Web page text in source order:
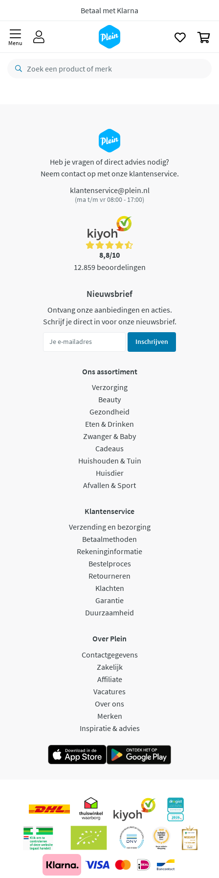
Menu
Heb je vragen of direct advies nodig?
Neem contact op met onze klantenservice.
klantenservice@plein.nl
(ma t/m vr 08:00 - 17:00)
8,8/10
12.859 beoordelingen
Nieuwsbrief
Ontvang onze aanbiedingen en acties.
Schrijf je direct in voor onze nieuwsbrief.
Inschrijven
Ons assortiment
Verzorging
Beauty
Gezondheid
Eten & Drinken
Zwanger & Baby
Cadeaus
Huishouden & Tuin
Huisdier
Afvallen & Sport
Klantenservice
Verzending en bezorging
Betaalmethoden
Rekeninginformatie
Bestelproces
Retourneren
Klachten
Garantie
Duurzaamheid
Over Plein
Contactgegevens
Zakelijk
Affiliate
Vacatures
Over ons
Merken
Inspiratie & advies